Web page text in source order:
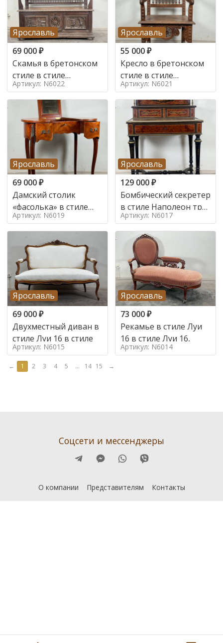
Ярославль
69 000₽
Скамья в бретонском
стиле в стиле
Артикул: N6022
Ярославль
55 000₽
Кресло в бретонском
стиле в стиле
Артикул: N6021
Ярославль
69 000₽
Дамский столик
«фасолька» в стиле
Луи 16,
Артикул: N6019
Ярославль
129 000₽
Бомбический секретер
в стиле Наполеон труа
в стиле
Артикул: N6017
Ярославль
69 000₽
Двухместный диван в
стиле Луи 16 в стиле
Артикул: N6015
Ярославль
73 000₽
Рекамье в стиле Луи
16 в стиле Луи 16,
Артикул: N6014
← 1 2 3 4 5 ... 14 15 →
Соцсети и мессенджеры
О компании Представителям Контакты